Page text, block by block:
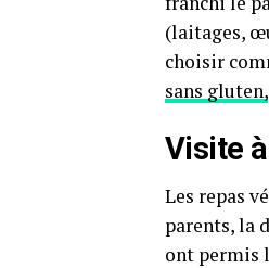
(laitages,
choisir
sans gluten,
Visite
Les repas
parents, la
ont permis